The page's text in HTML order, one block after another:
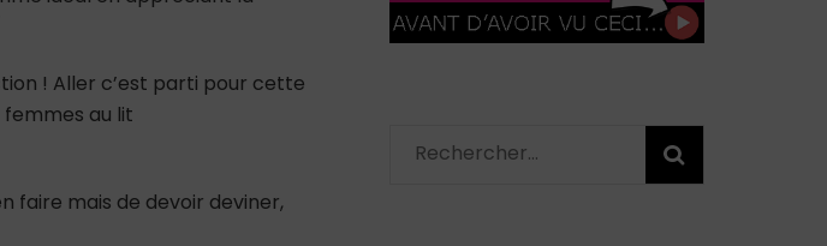
! Aller c’est parti pour cette
au lit
faire mais de devoir deviner,
Rechercher :